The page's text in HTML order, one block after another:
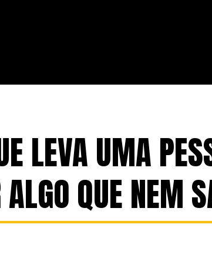
LEVA UMA
ALGO QUE NEM